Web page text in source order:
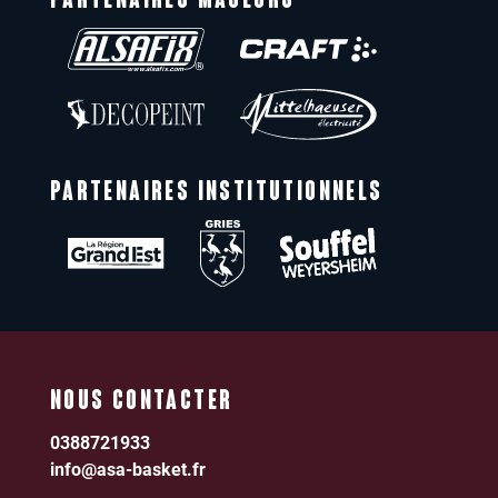
PARTENAIRES INSTITUTIONNELS
NOUS CONTACTER
0388721933
info@asa-basket.fr